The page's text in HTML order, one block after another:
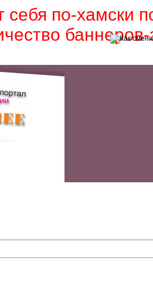
себя по-хамски
баннеров-